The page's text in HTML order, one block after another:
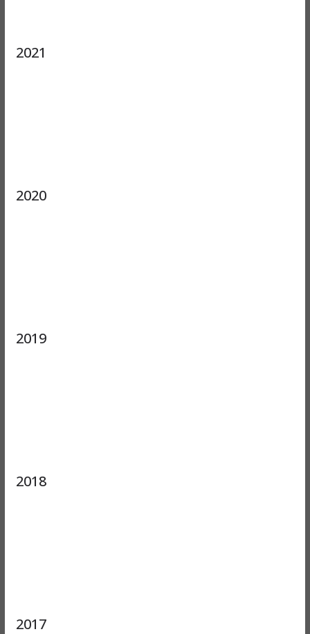
2021
2020
2019
2018
2017